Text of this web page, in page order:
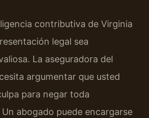
contributiva de Virginia
legal sea
La aseguradora del
argumentar que usted
para negar toda
abogado puede encargarse